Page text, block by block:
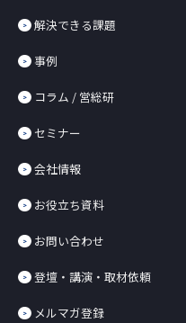
解決できる課題
事例
コラム / 営総研
セミナー
会社情報
お役立ち資料
お問い合わせ
登壇・講演・取材依頼
メルマガ登録